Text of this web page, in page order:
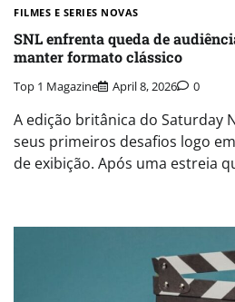
FILMES E SERIES NOVAS​
SNL enfrenta queda de
manter formato clássico
Top 1 Magazine April 8, 2026 0
A edição britânica do Saturday
seus primeiros desafios logo
de exibição. Após uma estreia